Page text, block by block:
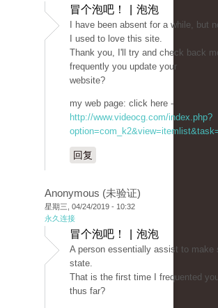
冒个泡吧！ | 泡泡
I have been absent for a while, but
I used to love this site.
Thank you, I'll try and check back
frequently you update your
website?
my web page: click here -
http://www.videocg.com/index.php?
回复
Anonymous (未验证)
星期三, 04/24/2019 - 10:32
永久连接
冒个泡吧！ | 泡泡
A person essentially assist to make
state.
That is the first time I frequented
thus far?